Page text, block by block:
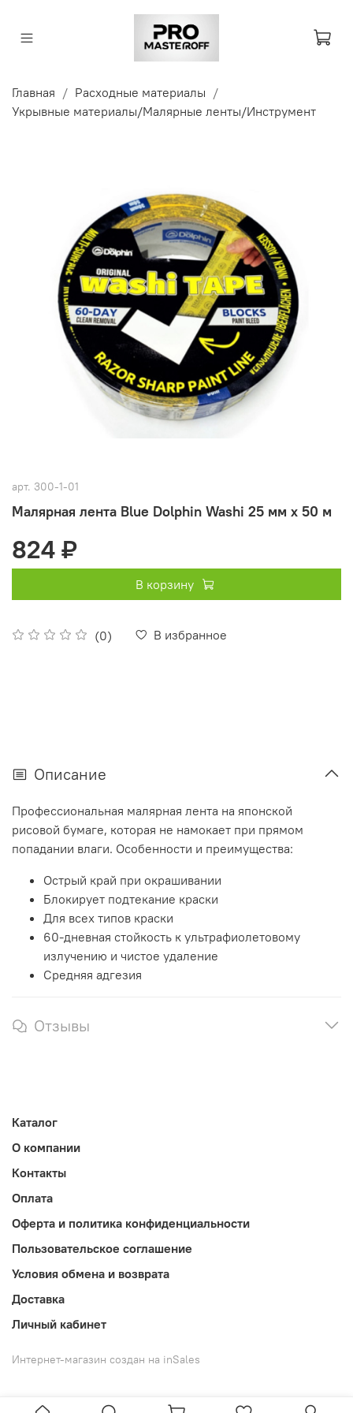
Главная
Расходные материалы
Укрывные материалы/Малярные ленты/Инструмент
арт. 300-1-01
Малярная лента Blue Dolphin Washi 25 мм х 50 м
(0) В избранное
824 ₽
В корзину
Описание
Профессиональная малярная лента на японской
рисовой бумаге, которая не намокает при прямом
попадании влаги. Особенности и преимущества:
Острый край при окрашивании
Блокирует подтекание краски
Для всех типов краски
60-дневная стойкость к ультрафиолетовому
излучению и чистое удаление
Средняя адгезия
Отзывы
Каталог
О компании
Контакты
Оплата
Оферта и политика конфиденциальности
Пользовательское соглашение
Условия обмена и возврата
Доставка
Личный кабинет
Интернет-магазин создан на inSales